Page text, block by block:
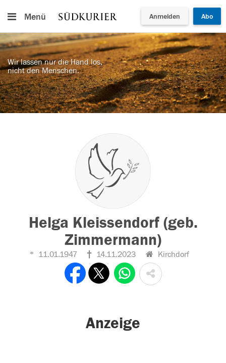
Menü Anmelden Abo
Wir lassen nur die Hand los,
nicht den Menschen.
Helga Kleissendorf (geb.
Zimmermann)
11.01.1947 14.11.2023 Kirchdorf
Anzeige